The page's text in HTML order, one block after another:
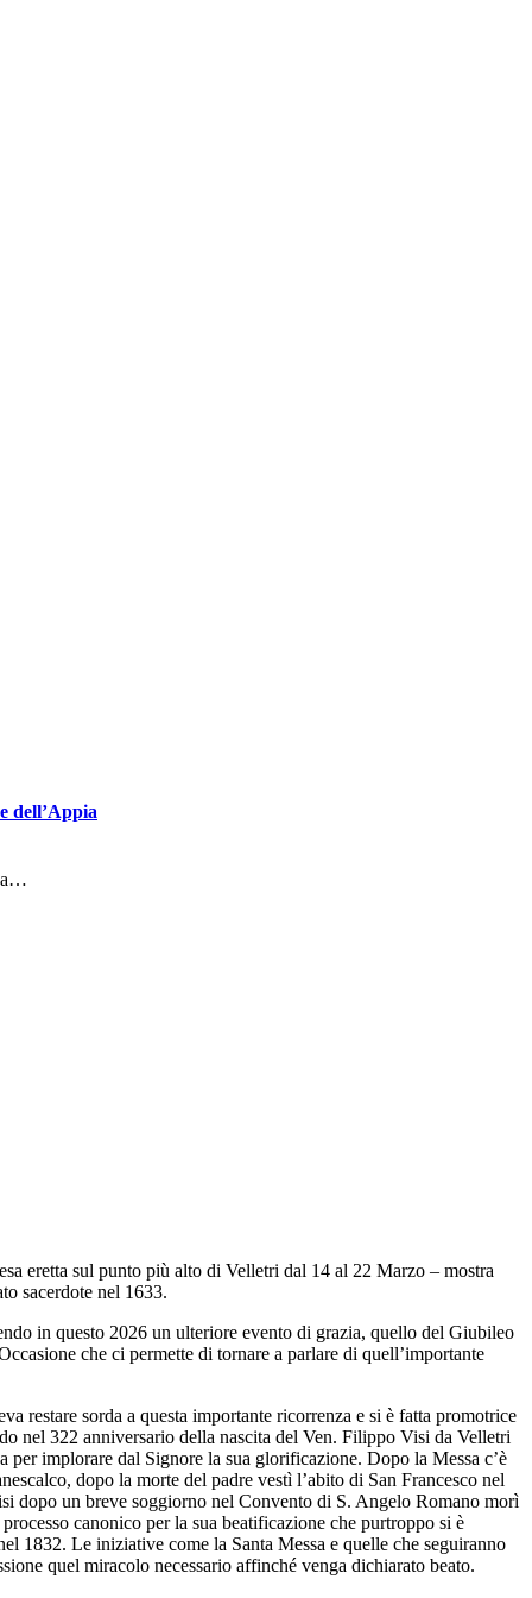
dell’Appia
eretta sul punto più alto di Velletri dal 14 al 22 Marzo – mostra
sacerdote nel 1633.
in questo 2026 un ulteriore evento di grazia, quello del Giubileo
che ci permette di tornare a parlare di quell’importante
restare sorda a questa importante ricorrenza e si è fatta promotrice
nel 322 anniversario della nascita del Ven. Filippo Visi da Velletri
implorare dal Signore la sua glorificazione. Dopo la Messa c’è
dopo la morte del padre vestì l’abito di San Francesco nel
dopo un breve soggiorno nel Convento di S. Angelo Romano morì
canonico per la sua beatificazione che purtroppo si è
1832. Le iniziative come la Santa Messa e quelle che seguiranno
quel miracolo necessario affinché venga dichiarato beato.